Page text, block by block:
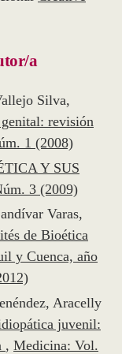
a
Silva,
revisión
1 (2008)
Y SUS
3 (2009)
Varas,
de Bioética
y Cuenca, año
Aracelly
juvenil:
, Medicina: Vol.